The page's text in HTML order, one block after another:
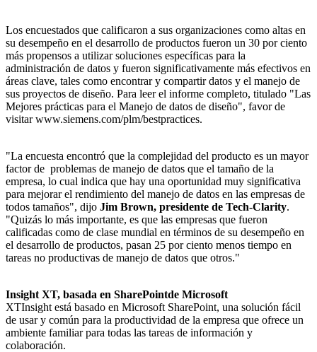
Los encuestados que calificaron a sus organizaciones como altas en
su desempeño en el desarrollo de productos fueron un 30 por ciento
más propensos a utilizar soluciones específicas para la
administración de datos y fueron significativamente más efectivos en
áreas clave, tales como encontrar y compartir datos y el manejo de
sus proyectos de diseño. Para leer el informe completo, titulado "Las
Mejores prácticas para el Manejo de datos de diseño", favor de
visitar www.siemens.com/plm/bestpractices.
"La encuesta encontró que la complejidad del producto es un mayor
factor de problemas de manejo de datos que el tamaño de la
empresa, lo cual indica que hay una oportunidad muy significativa
para mejorar el rendimiento del manejo de datos en las empresas de
todos tamaños", dijo Jim Brown, presidente de Tech-Clarity.
"Quizás lo más importante, es que las empresas que fueron
calificadas como de clase mundial en términos de su desempeño en
el desarrollo de productos, pasan 25 por ciento menos tiempo en
tareas no productivas de manejo de datos que otros."
Insight XT, basada en SharePointde Microsoft
XTInsight está basado en Microsoft SharePoint, una solución fácil
de usar y común para la productividad de la empresa que ofrece un
ambiente familiar para todas las tareas de información y
colaboración.